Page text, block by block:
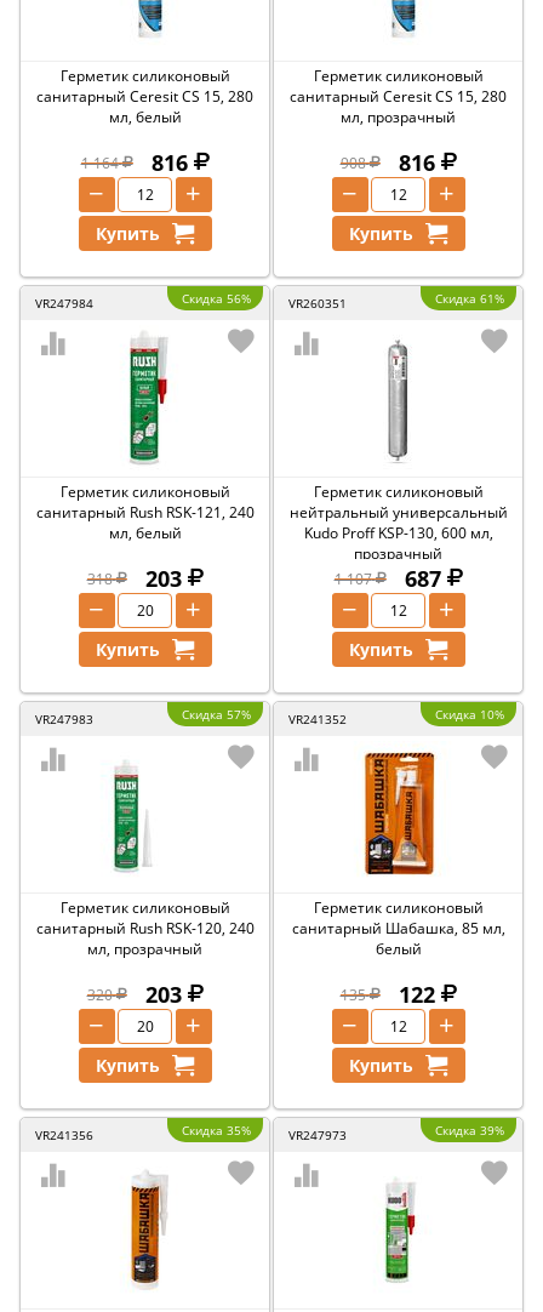
Герметик силиконовый
санитарный Ceresit CS 15, 280
мл, белый
1 164 816
+
−
Купить
Герметик силиконовый
санитарный Ceresit CS 15, 280
мл, прозрачный
908 816
+
−
Купить
VR247984 Скидка 56%
Герметик силиконовый
санитарный Rush RSK-121, 240
мл, белый
318 203
+
−
Купить
VR260351 Скидка 61%
Герметик силиконовый
нейтральный универсальный
Kudo Proff KSP-130, 600 мл,
прозрачный
1 107
687
+
−
Купить
VR247983 Скидка 57%
Герметик силиконовый
санитарный Rush RSK-120, 240
мл, прозрачный
320 203
+
−
Купить
VR241352 Скидка 10%
Герметик силиконовый
санитарный Шабашка, 85 мл,
белый
135 122
+
−
Купить
VR241356 Скидка 35% VR247973 Скидка 39%